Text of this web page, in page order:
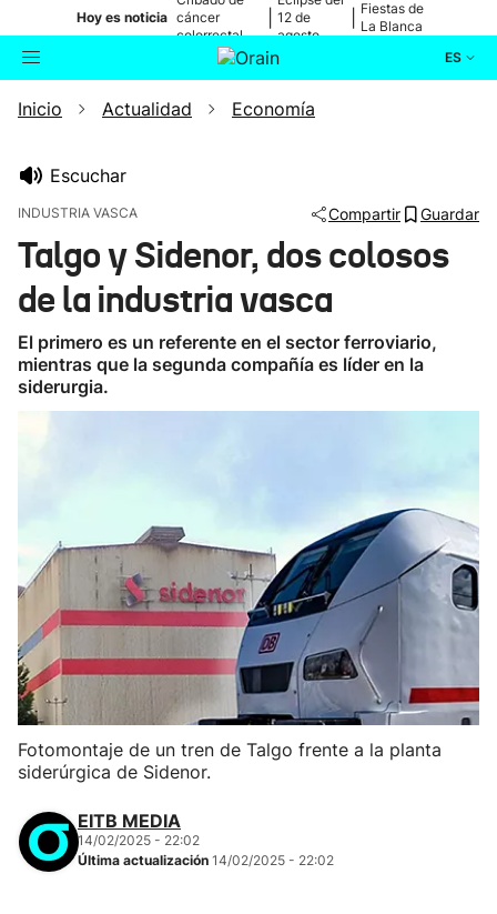
Hoy es noticia cáncer
colorrectal
12 de
agosto
Fiestas de
La Blanca
ES
Buscador Actualidad
Ikusmiran
Eguraldia
Inicio Actualidad Economía
Escuchar
INDUSTRIA VASCA Compartir Guardar
Talgo y Sidenor, dos colosos
de la industria vasca
El primero es un referente en el sector ferroviario,
mientras que la segunda compañía es líder en la
siderurgia.
Fotomontaje de un tren de Talgo frente a la planta
siderúrgica de Sidenor.
EITB MEDIA
14/02/2025 - 22:02
Última actualización 14/02/2025 - 22:02